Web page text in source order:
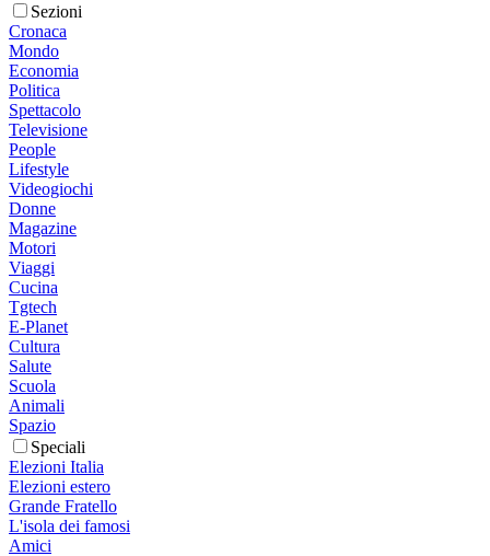
Sezioni
Cronaca
Mondo
Economia
Politica
Spettacolo
Televisione
People
Lifestyle
Videogiochi
Donne
Magazine
Motori
Viaggi
Cucina
Tgtech
E-Planet
Cultura
Salute
Scuola
Animali
Spazio
Speciali
Elezioni Italia
Elezioni estero
Grande Fratello
L'isola dei famosi
Amici